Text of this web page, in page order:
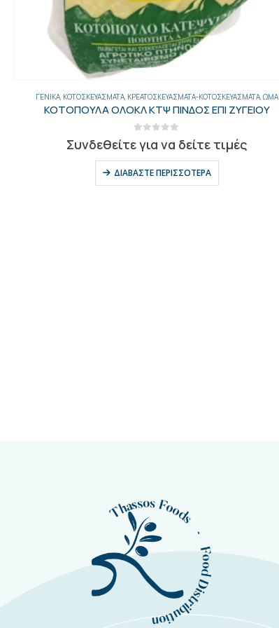
ΓΕΝΙΚΑ, ΚΟΤΟΣΚΕΥΆΣΜΑΤΑ, ΚΡΕΑΤΟΣΚΕΥΆΣΜΑΤΑ-ΚΟΤΟΣΚΕΥΆΣΜΑΤΑ, ΩΜΆ
ΚΟΤΟΠΟΥΛΑ ΟΛΟΚΛ ΚΤΨ ΠΙΝΔΟΣ ΕΠΙ ΖΥΓΕΙΟΥ
Συνδεθείτε για να δείτε τιμές
ΔΙΑΒΆΣΤΕ ΠΕΡΙΣΣΌΤΕΡΑ